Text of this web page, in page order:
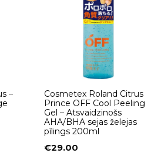
–
Cosmetex Roland Citrus
Prince OFF Cool Peeling
Gel – Atsvaidzinošs
AHA/BHA sejas želejas
pīlings 200ml
€29.00